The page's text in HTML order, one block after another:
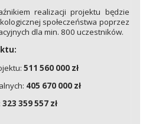
realizacji projektu będzie
społeczeństwa poprzez
dla min. 800 uczestników.
511 560 000 zł
405 670 000 zł
323 359 557 zł